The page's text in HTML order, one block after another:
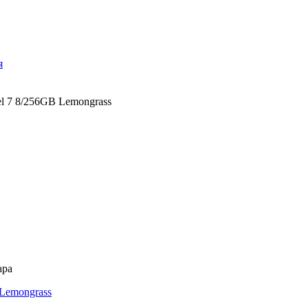
7 8/256GB Lemongrass